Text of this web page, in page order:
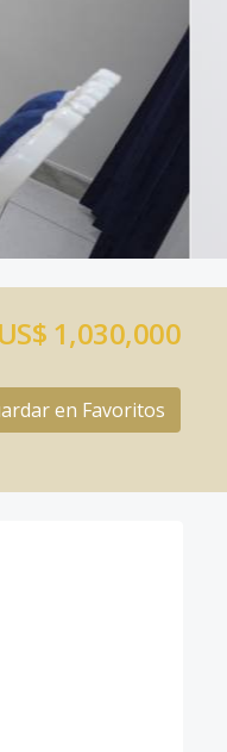
US$ 1,030,000
en Favoritos